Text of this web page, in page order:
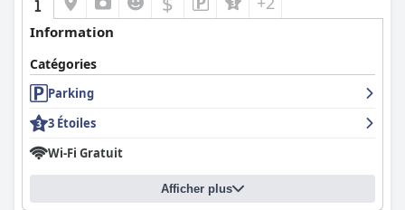
Information
Catégories
Parking
3 Étoiles
Wi-Fi Gratuit
Afficher plus